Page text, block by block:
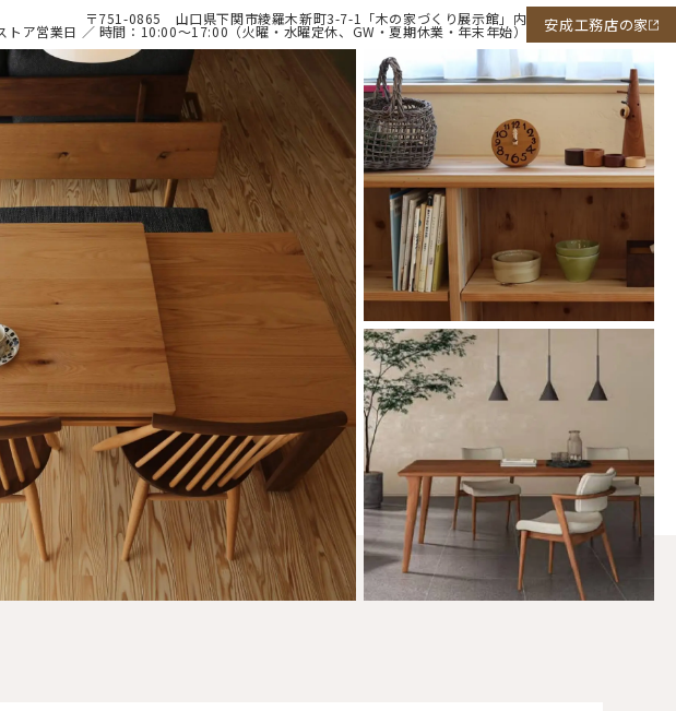
〒751-0865 山口県下関市綾羅木新町3-7-1「木の家づくり展示館」内
トア営業日 ／ 時間：10:00～17:00（火曜・水曜定休、GW・夏期休業・年末年始） 安成工務店の家